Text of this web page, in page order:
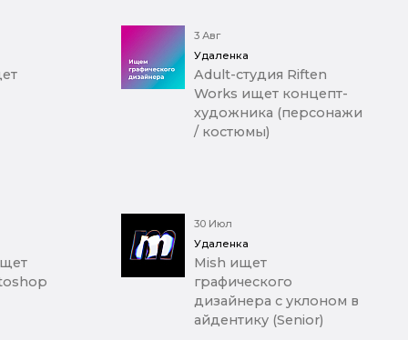
3 Авг
Удаленка
Adult-студия Riften
Works ищет концепт-
художника (персонажи
/ костюмы)
30 Июл
Удаленка
Mish ищет
графического
дизайнера с уклоном в
айдентику (Senior)